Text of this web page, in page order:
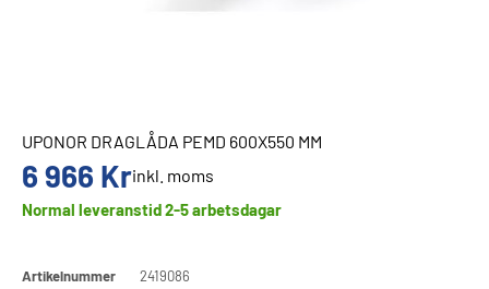
UPONOR DRAGLÅDA PEMD 600X550 MM
6 966 Krinkl. moms
Normal leveranstid 2-5 arbetsdagar
Artikelnummer
2419086